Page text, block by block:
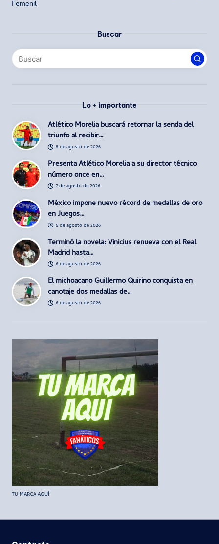
Femenil
Buscar
Lo + importante
Atlético Morelia buscará retornar la senda del
triunfo al recibir…
8 de agosto de 2026
Presenta Atlético Morelia a su director técnico
número once en…
7 de agosto de 2026
México impone nuevo récord de medallas de oro
en Juegos…
6 de agosto de 2026
Terminó la novela: Vinicius renueva con el Real
Madrid hasta…
6 de agosto de 2026
El michoacano Guillermo Quirino conquista en
canotaje dos medallas de…
6 de agosto de 2026
TU MARCA AQUÍ